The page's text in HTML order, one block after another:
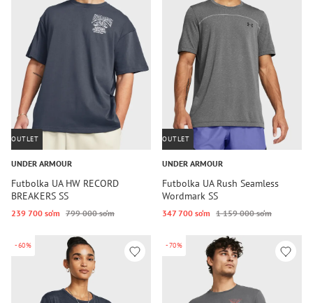
OUTLET
UNDER ARMOUR
Futbolka UA HW RECORD
BREAKERS SS
239 700 so‘m 799 000 so‘m
OUTLET
UNDER ARMOUR
Futbolka UA Rush Seamless
Wordmark SS
347 700 so‘m 1 159 000 so‘m
-60% -70%